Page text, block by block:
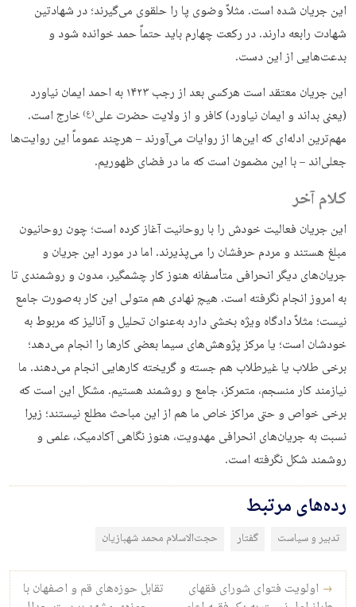
این جریان شده است. مثلاً وضوی پا را حلقوی می‌گیرند؛ در شهادتین
شهادت رابعه دارند. در رکعت چهارم باید حتماً حمد خوانده شود و
بدعت‌هایی از این دست.
این جریان معتقد است هرکسی بعد از رجب ۱۴۲۳ به احمد ایمان نیاورد
(یعنی بداند و ایمان نیاورد) کافر و از ولایت حضرت علی(ع) خارج است.
مهم‌ترین ادله‌ای که این‌ها از روایات می‌آورند – هرچند عموماً این روایت‌ها
جعلی‌اند – با این مضمون است که ما در فضای ظهوریم.
کلام آخر
این جریان فعالیت خودش را با روحانیت آغاز کرده است؛ چون روحانیون
مبلغ هستند و مردم حرفشان را می‌پذیرند. اما در مورد این جریان و
جریان‌های دیگر انحرافی متأسفانه هنوز کار چشمگیر، مدون و روشمندی تا
به امروز انجام نگرفته است. هیچ نهادی هم متولی این کار به‌صورت جامع
نیست؛ مثلاً دادگاه ویژه بخشی دارد به‌عنوان تحلیل و آنالیز که مربوط به
خودشان است؛ یا مرکز پژوهش‌های سیما بعضی کار‌ها را انجام می‌دهد؛
برخی طلاب یا غیرطلاب هم جسته و گریخته کارهایی انجام می‌دهند. ما
نیازمند کار منسجم، متمرکز، جامع و روشمند هستیم. مشکل این است که
برخی خواص و حتی مراکز خاص ما هم از این مباحث مطلع نیستند؛ زیرا
نسبت به جریان‌های انحرافی مهدویت، هنوز نگاهی آکادمیک، علمی و
روشمند شکل نگرفته است.
رده‌های مرتبط
تدبیر و سیاست گفتار حجت‌الاسلام محمد شهبازیان
راه‌بری نوشته
→ اولویت فتوای شورای فقهای
تقابل حوزه‌های قم و اصفهان با